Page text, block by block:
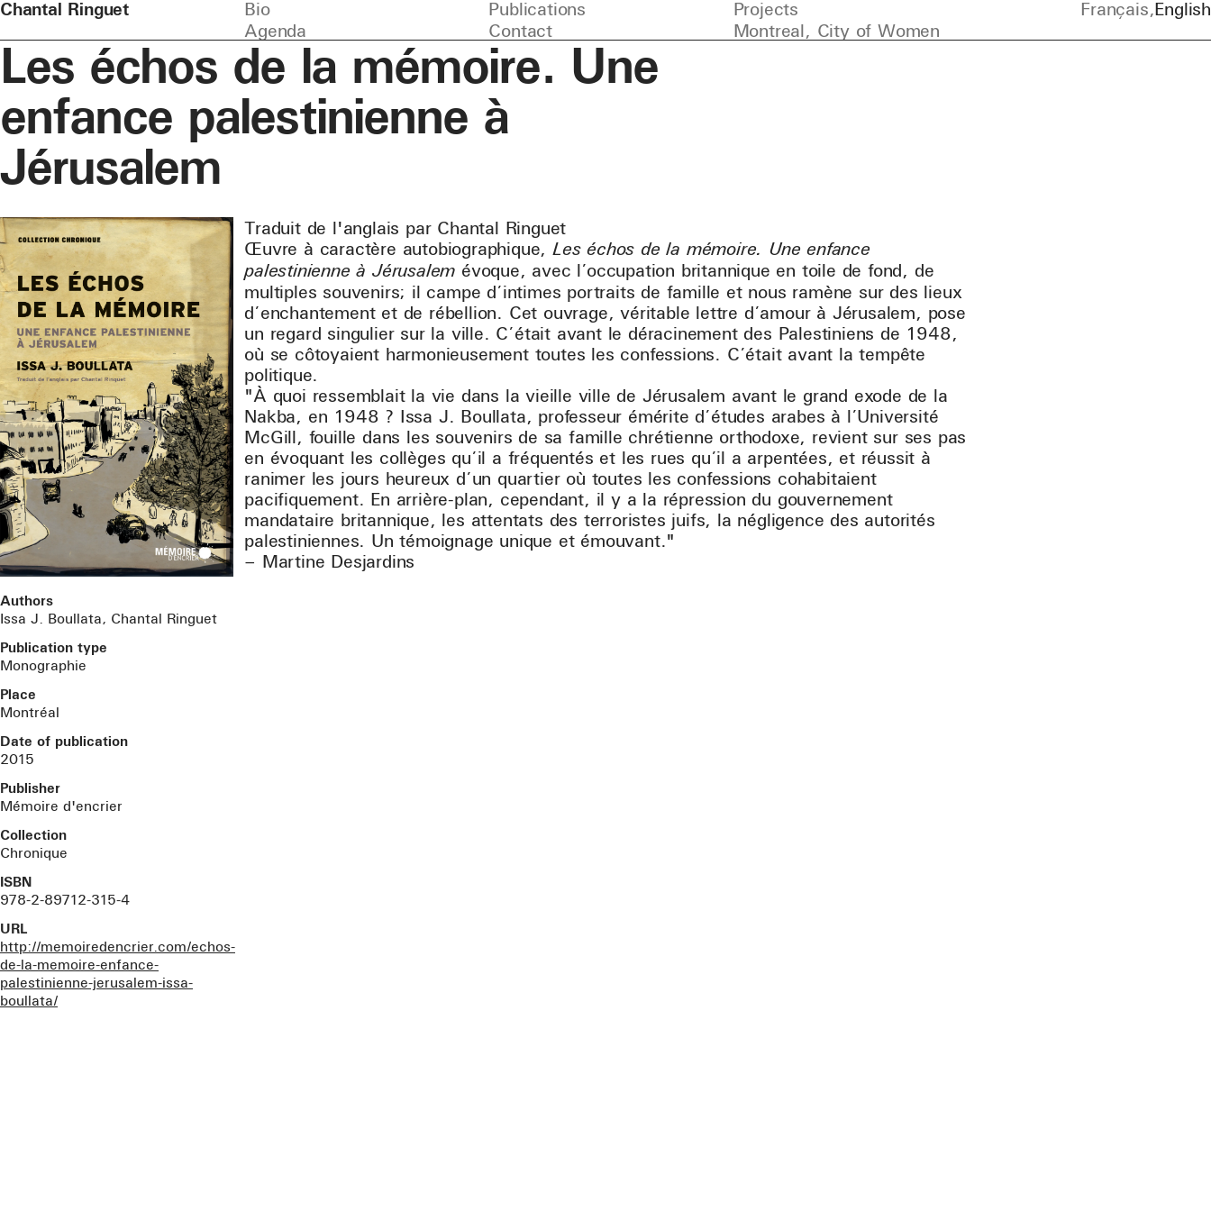
Chantal Ringuet Bio Publications
Projects
Agenda
Contact Montreal, City of Women
Français English
Les échos de la mémoire. Une
enfance palestinienne à
Jérusalem
Authors
Issa J. Boullata, Chantal Ringuet
Publication type
Monographie
Place
Montréal
Date of publication
2015
Publisher
Mémoire d'encrier
Collection
Chronique
ISBN
978-2-89712-315-4
URL
http://memoiredencrier.com/echos-
de-la-memoire-enfance-
palestinienne-jerusalem-issa-
boullata/
Traduit de l'anglais par Chantal Ringuet
Œuvre à caractère autobiographique, Les échos de la mémoire. Une enfance
palestinienne à Jérusalem évoque, avec l’occupation britannique en toile de fond, de
multiples souvenirs; il campe d’intimes portraits de famille et nous ramène sur des lieux
d’enchantement et de rébellion. Cet ouvrage, véritable lettre d’amour à Jérusalem, pose
un regard singulier sur la ville. C’était avant le déracinement des Palestiniens de 1948,
où se côtoyaient harmonieusement toutes les confessions. C’était avant la tempête
politique.
"À quoi ressemblait la vie dans la vieille ville de Jérusalem avant le grand exode de la
Nakba, en 1948 ? Issa J. Boullata, professeur émérite d’études arabes à l’Université
McGill, fouille dans les souvenirs de sa famille chrétienne orthodoxe, revient sur ses pas
en évoquant les collèges qu’il a fréquentés et les rues qu’il a arpentées, et réussit à
ranimer les jours heureux d’un quartier où toutes les confessions cohabitaient
pacifiquement. En arrière-plan, cependant, il y a la répression du gouvernement
mandataire britannique, les attentats des terroristes juifs, la négligence des autorités
palestiniennes. Un témoignage unique et émouvant."
– Martine Desjardins